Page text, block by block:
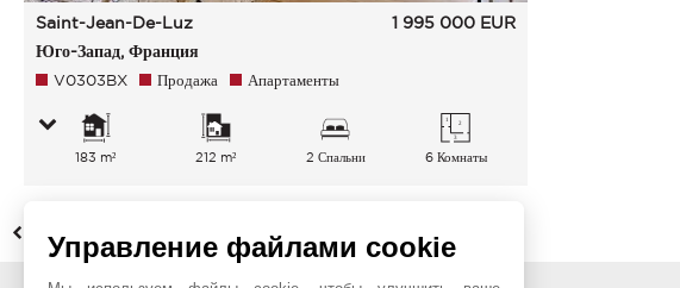
Saint-Jean-De-Luz
Юго-Запад, Франция
1 995 000 EUR
V0303BX Продажа Апартаменты
183 m² 212 m² 2 Спальни 6 Комнаты
НАЗАД
Управление файлами cookie